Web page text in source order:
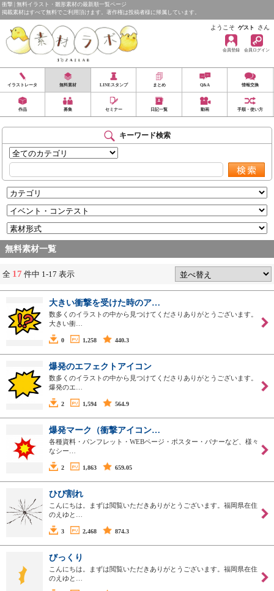
衝撃 | 無料イラスト・雛形素材の最新順一覧ページ
掲載素材はすべて無料でご利用頂けます。著作権は投稿者様に帰属しています。
ようこそ ゲスト さん
会員登録 会員ログイン
イラストレータ 無料素材 LINEスタンプ まとめ Q&A 情報交換
作品 募集 セミナー 日記一覧 動画 手順・使い方
キーワード検索
無料素材一覧
全 17 件中 1-17 表示
大きい衝撃を受けた時のア…
数多くのイラストの中から見つけてくださりありがとうございます。
大きい衝…
0 1,258 440.3
爆発のエフェクトアイコン
数多くのイラストの中から見つけてくださりありがとうございます。
爆発のエ…
2 1,594 564.9
爆発マーク（衝撃アイコン…
各種資料・パンフレット・WEBページ・ポスター・バナーなど、様々
なシー…
2 1,863 659.05
ひび割れ
こんにちは。まずは閲覧いただきありがとうございます。福岡県在住
のえゆと…
3 2,468 874.3
びっくり
こんにちは。まずは閲覧いただきありがとうございます。福岡県在住
のえゆと…